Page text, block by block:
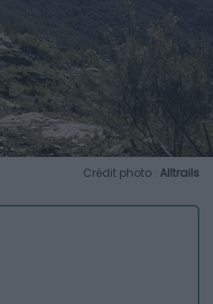
Crédit photo : Alltrails